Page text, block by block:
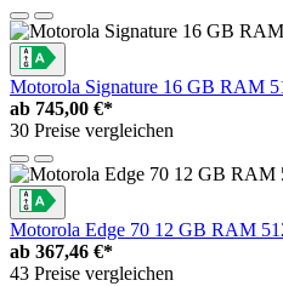
Motorola Signature 16 GB RAM
ab 745,00 €*
30 Preise vergleichen
Motorola Edge 70 12 GB RAM
ab 367,46 €*
43 Preise vergleichen